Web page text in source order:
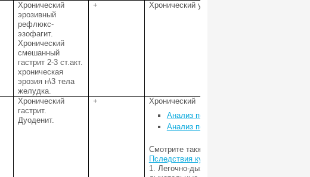
Хронический
эрозивный
рефлюкс-
эзофагит.
Хронический
смешанный
гастрит 2-3 ст.акт.
хроническая
эрозия н\3 тела
желудка.
+ Хронический умеренно-выраженный,
Хронический
гастрит.
Дуоденит.
+
Хронический
Анализ полученных материалов
Анализ полученных материалов
Смотрите также
Пследствия курения
1. Легочно-дыхательная система В